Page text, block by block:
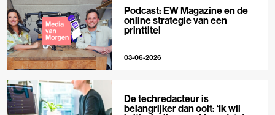
Podcast: EW Magazine en de
online strategie van een
printtitel
03-06-2026
De techredacteur is
belangrijker dan ooit: ‘Ik wil